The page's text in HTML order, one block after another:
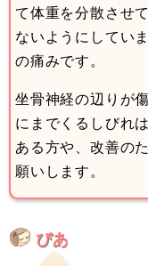
て体重を分散させ
ないようにしてい
の痛みです。
坐骨神経の辺りが
にまでくるしびれ
ある方や、改善の
願いします。
ぴあ